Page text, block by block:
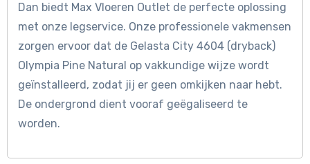
Dan biedt Max Vloeren Outlet de perfecte oplossing
met onze legservice. Onze professionele vakmensen
zorgen ervoor dat de Gelasta City 4604 (dryback)
Olympia Pine Natural op vakkundige wijze wordt
geïnstalleerd, zodat jij er geen omkijken naar hebt.
De ondergrond dient vooraf geëgaliseerd te
worden.